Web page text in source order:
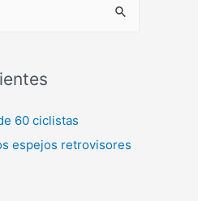
60 ciclistas
espejos retrovisores